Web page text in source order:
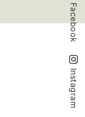
Facebook
Instagram